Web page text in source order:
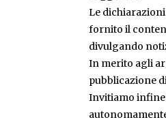
Le
fornito il
divulgando
In merito agli
pubblicazione
Invitiamo